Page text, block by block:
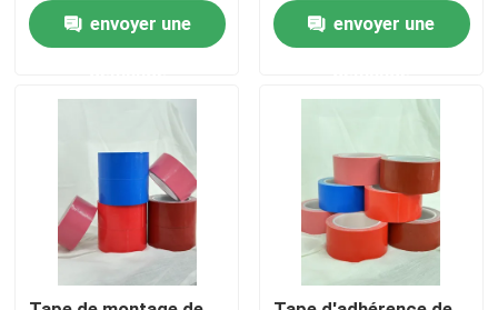
Produits
A propos de nous
Visite d'usine
envoyer une
envoyer une